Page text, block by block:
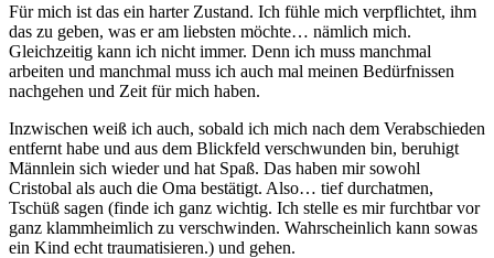
Für mich ist das ein harter Zustand. Ich fühle mich verpflichtet, ihm
das zu geben, was er am liebsten möchte… nämlich mich.
Gleichzeitig kann ich nicht immer. Denn ich muss manchmal
arbeiten und manchmal muss ich auch mal meinen Bedürfnissen
nachgehen und Zeit für mich haben.
Inzwischen weiß ich auch, sobald ich mich nach dem Verabschieden
entfernt habe und aus dem Blickfeld verschwunden bin, beruhigt
Männlein sich wieder und hat Spaß. Das haben mir sowohl
Cristobal als auch die Oma bestätigt. Also… tief durchatmen,
Tschüß sagen (finde ich ganz wichtig. Ich stelle es mir furchtbar vor
ganz klammheimlich zu verschwinden. Wahrscheinlich kann sowas
ein Kind echt traumatisieren.) und gehen.